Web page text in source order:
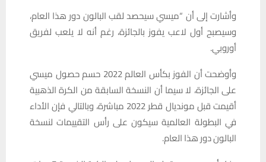
وأشارت إلى أن “ميسي سيحصد لقب البالون دور هذا العام،
وسيصبح أول لاعب يفوز بالجائزة، رغم أنه لا يلعب لفريق
أوروبي.
وأوضحت أن الفوز بكأس العالم 2022 حسم حصول ميسي
على الجائزة، لا سيما أن النسخة السابقة من الكرة الذهبية
أقيمت قبل مونديال قطر 2022 مباشرة، وبالتالي فإن الأداء
في البطولة العالمية سيكون على رأس التقييمات لنسخة
البالون دور هذا العام.